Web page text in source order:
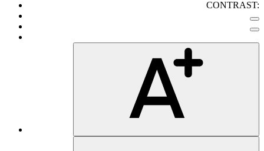
CONTRAST: